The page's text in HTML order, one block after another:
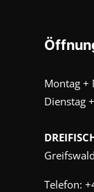
Montag +
Dienstag
Telefon: